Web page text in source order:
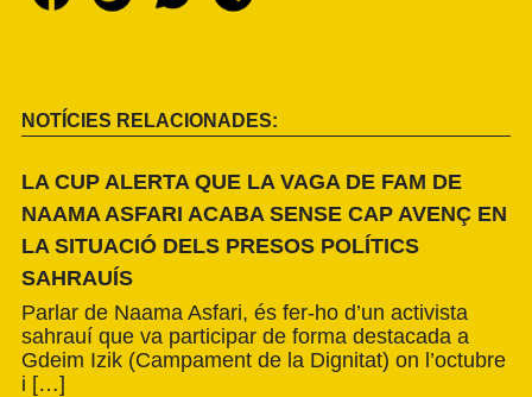
NOTÍCIES RELACIONADES:
LA CUP ALERTA QUE LA VAGA DE FAM DE
NAAMA ASFARI ACABA SENSE CAP AVENÇ EN
LA SITUACIÓ DELS PRESOS POLÍTICS
SAHRAUÍS
Parlar de Naama Asfari, és fer-ho d’un activista
sahrauí que va participar de forma destacada a
Gdeim Izik (Campament de la Dignitat) on l’octubre
i […]